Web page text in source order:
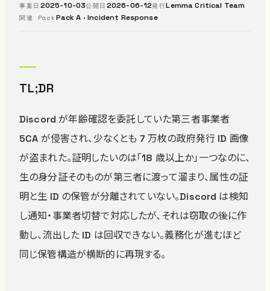
事案日 2025-10-03公開日 2026-06-12発行Lemma Critical Team
関連 Pack Pack A · Incident Response
TL;DR
Discord が年齢確認を委託していた第三者事業者
5CA が侵害され、少なくとも 7 万枚の政府発行 ID 画像
が盗まれた。証明したいのは「18 歳以上か」一つなのに、
生の身分証そのものが第三者に渡って溜まり、属性の証
明と生 ID の保管が分離されていない。Discord は検知
し通知・事業者切替で対応したが、それは窃取の後に作
動し、流出した ID は回収できない。義務化が進むほど
同じ保管構造が横断的に再現する。